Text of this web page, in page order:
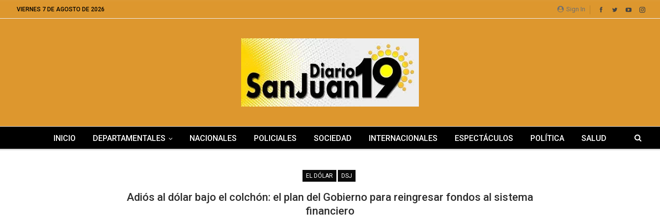
Sign In
VIERNES 7 DE AGOSTO DE 2026
INICIO DEPARTAMENTALES NACIONALES POLICIALES SOCIEDAD INTERNACIONALES ESPECTÁCULOS POLÍTICA SALUD
EL DÓLAR DSJ
Adiós al dólar bajo el colchón: el plan del Gobierno para reingresar fondos al sistema
financiero